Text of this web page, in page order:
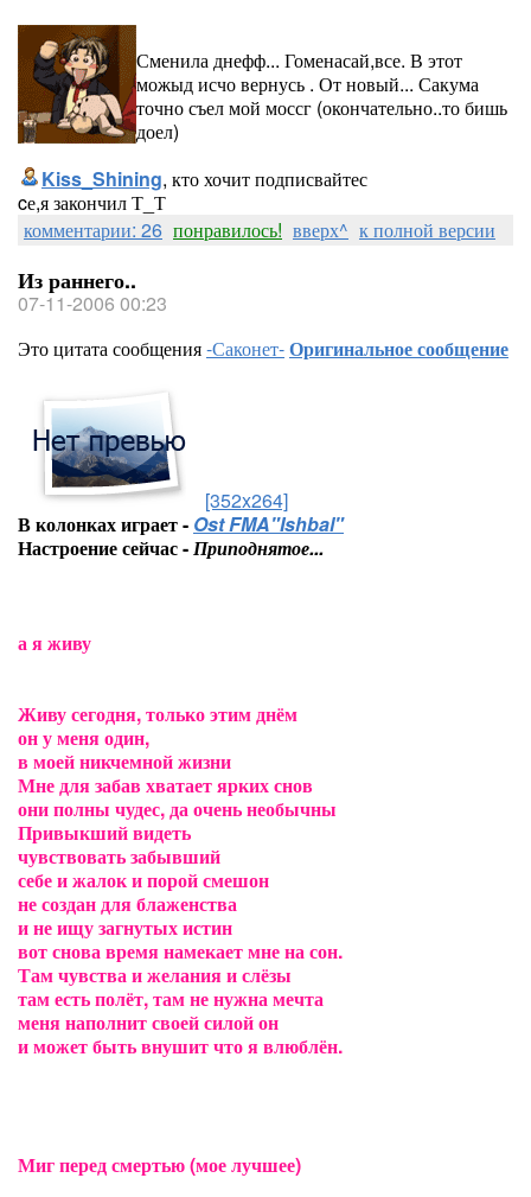
Сменила днефф... Гоменасай,все. В этот
можыд исчо вернусь . От новый... Сакума
точно съел мой моссг (окончательно..то бишь
доел)
Kiss_Shining, кто хочит подписвайтес
cе,я закончил Т_Т
комментарии: 26 понравилось! вверх^ к полной версии
Из раннего..
07-11-2006 00:23
Это цитата сообщения-Саконет-Оригинальное сообщение
[352x264]
В колонках играет - Ost FMA"Ishbal"
Настроение сейчас -Приподнятое...
а я живу
Живу сегодня, только этим днём
он у меня один,
в моей никчемной жизни
Мне для забав хватает ярких снов
они полны чудес, да очень необычны
Привыкший видеть
чувствовать забывший
себе и жалок и порой смешон
не создан для блаженства
и не ищу загнутых истин
вот снова время намекает мне на сон.
Там чувства и желания и слёзы
там есть полёт, там не нужна мечта
меня наполнит своей силой он
и может быть внушит что я влюблён.
Миг перед смертью (мое лучшее)